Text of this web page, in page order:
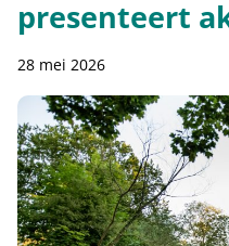
presenteert
28 mei 2026